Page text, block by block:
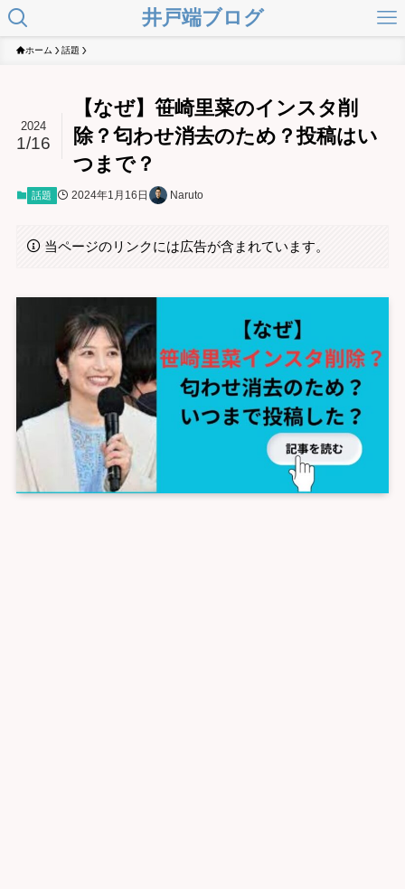
井戸端ブログ
ホーム 話題
【なぜ】笹崎里菜のインスタ削
除？匂わせ消去のため？投稿はい
つまで？
2024
1/16
話題 2024年1月16日 Naruto
当ページのリンクには広告が含まれています。